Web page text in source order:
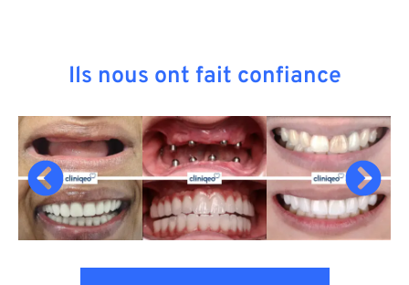
Ils nous ont fait confiance